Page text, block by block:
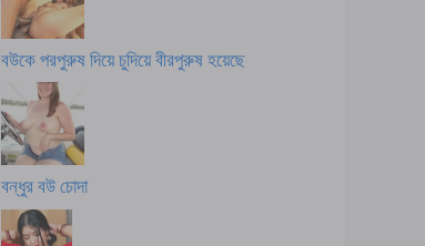
বউকে পরপুরুষ দিয়ে চুদিয়ে বীরপুরুষ হয়েছে
বন্ধুর বউ চোদা